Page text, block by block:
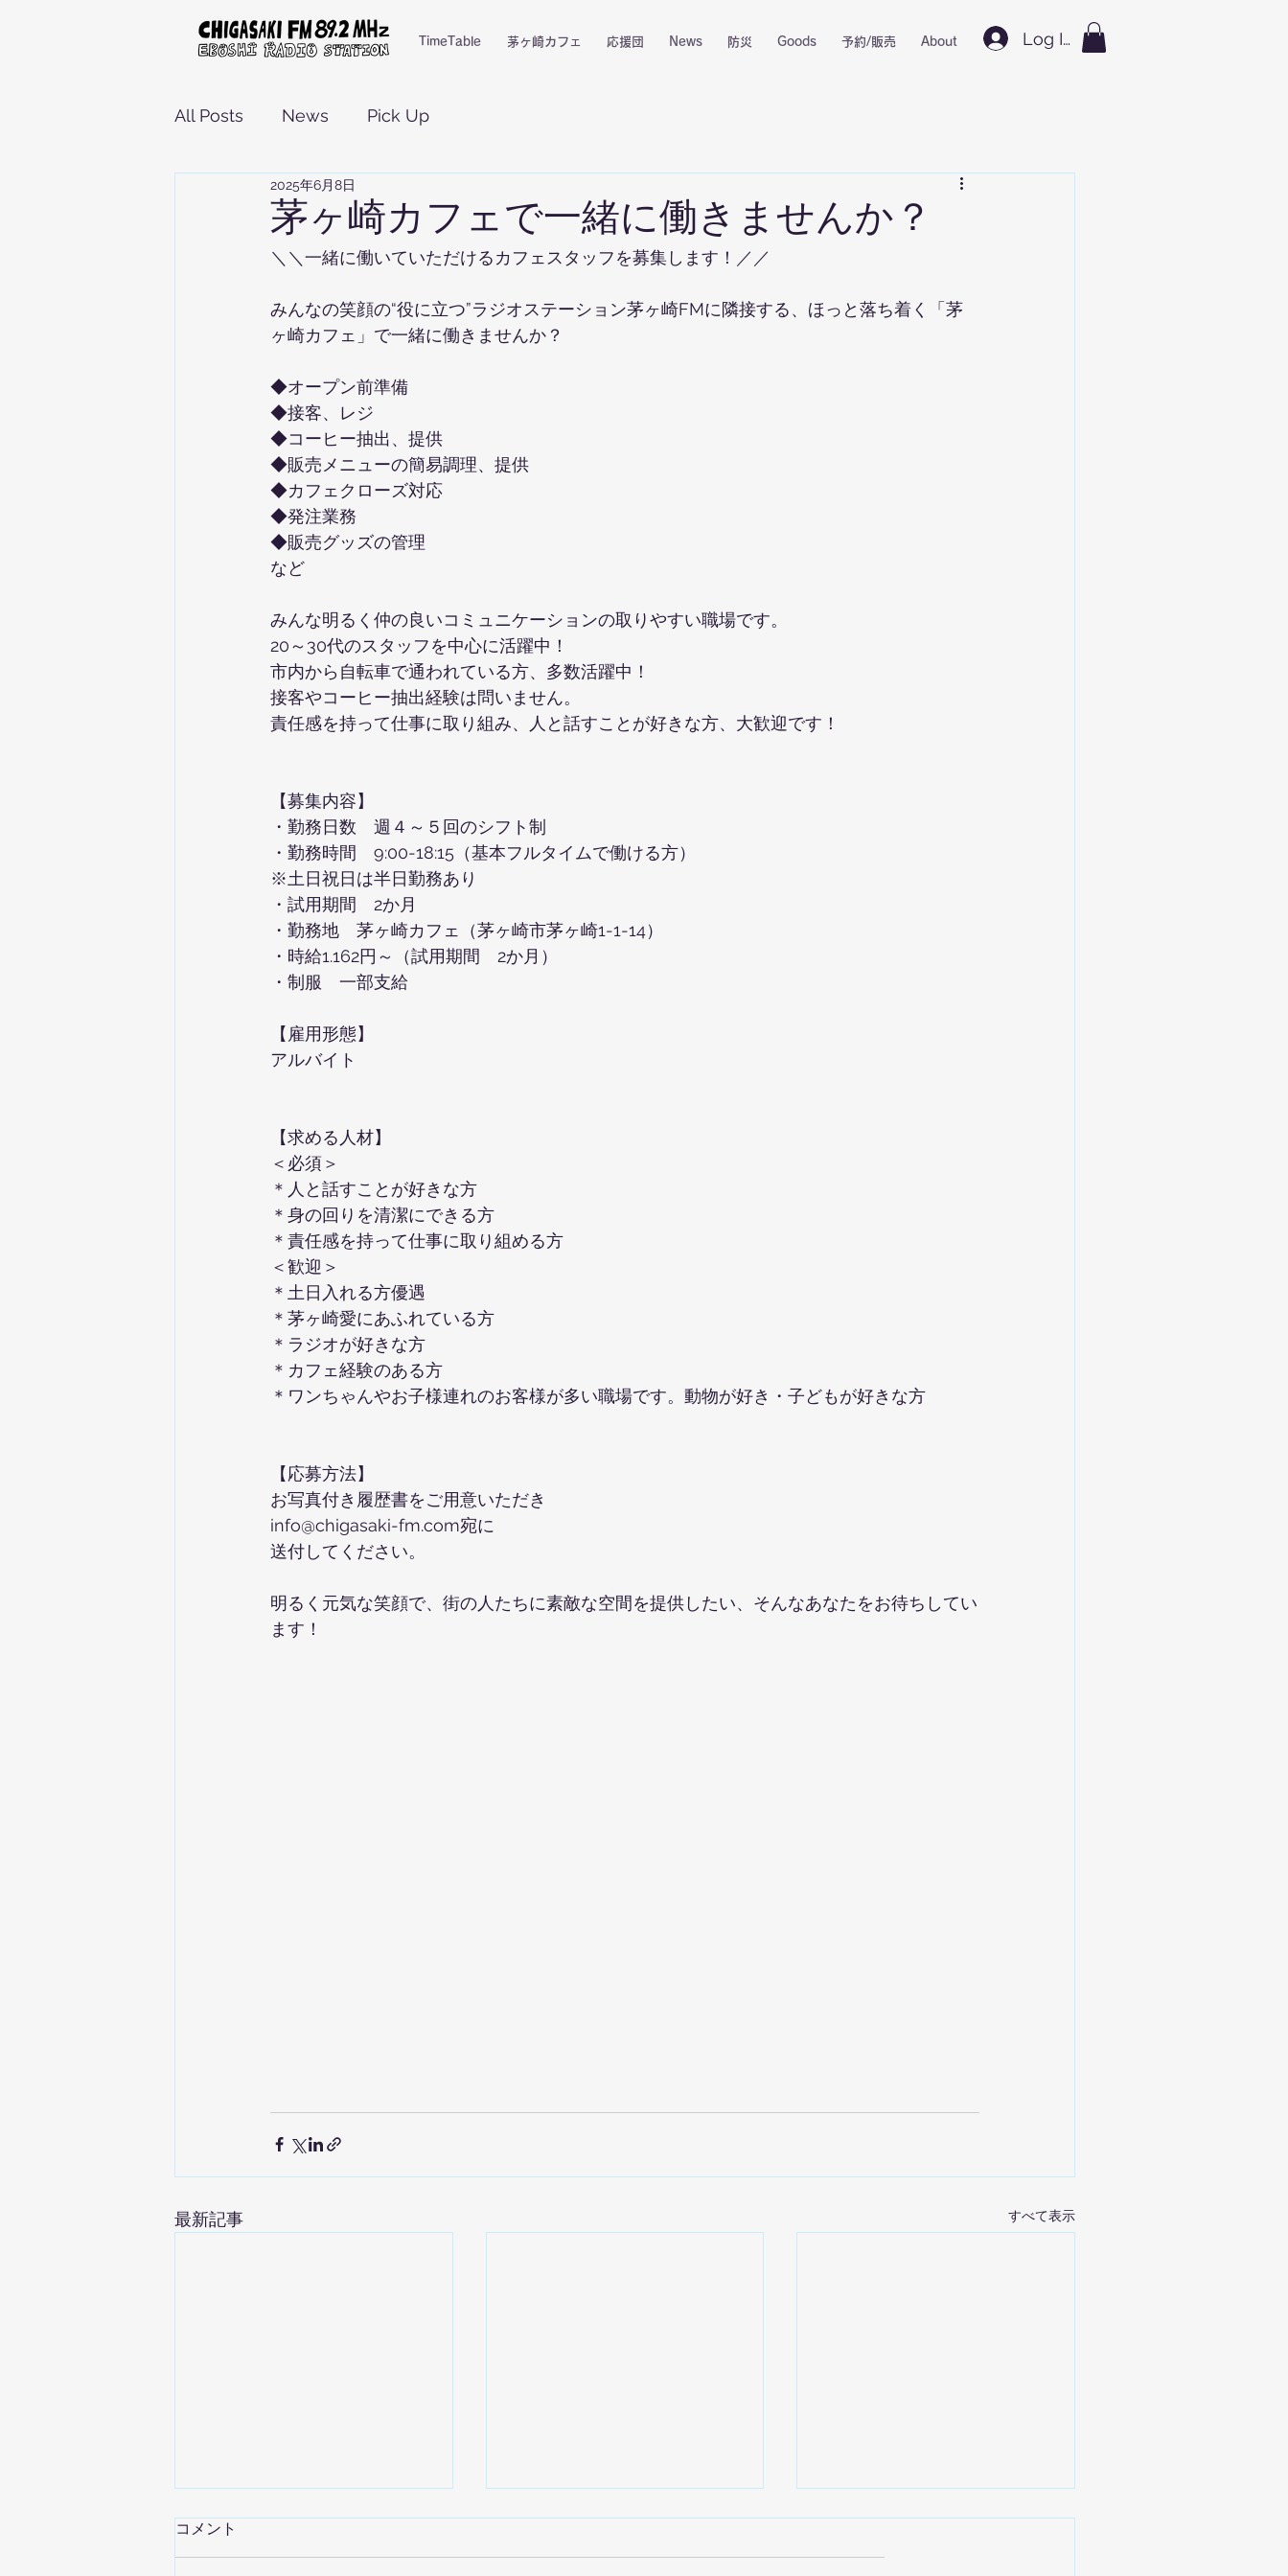
TimeTable 茅ヶ崎カフェ 応援団 News 防災 Goods 予約/販売 About Log In
All Posts News Pick Up
茅ヶ崎カフェで一緒に働きませんか？
2025年6月8日
＼＼一緒に働いていただけるカフェスタッフを募集します！／／
みんなの笑顔の“役に立つ”ラジオステーション茅ヶ崎FMに隣接する、ほっと落ち着く「茅
ヶ崎カフェ」で一緒に働きませんか？
◆オープン前準備
◆接客、レジ
◆コーヒー抽出、提供
◆販売メニューの簡易調理、提供
◆カフェクローズ対応
◆発注業務
◆販売グッズの管理
など
みんな明るく仲の良いコミュニケーションの取りやすい職場です。
20～30代のスタッフを中心に活躍中！
市内から自転車で通われている方、多数活躍中！
接客やコーヒー抽出経験は問いません。
責任感を持って仕事に取り組み、人と話すことが好きな方、大歓迎です！
【募集内容】
・勤務日数　週４～５回のシフト制
・勤務時間　9:00-18:15（基本フルタイムで働ける方）
※土日祝日は半日勤務あり
・試用期間　2か月
・勤務地　茅ヶ崎カフェ（茅ヶ崎市茅ヶ崎1-1-14）
・時給1.162円～（試用期間　2か月）
・制服　一部支給
【雇用形態】
アルバイト
【求める人材】
＜必須＞
＊人と話すことが好きな方
＊身の回りを清潔にできる方
＊責任感を持って仕事に取り組める方
＜歓迎＞
＊土日入れる方優遇
＊茅ヶ崎愛にあふれている方
＊ラジオが好きな方
＊カフェ経験のある方
＊ワンちゃんやお子様連れのお客様が多い職場です。動物が好き・子どもが好きな方
【応募方法】
お写真付き履歴書をご用意いただき
info@chigasaki-fm.com宛に
送付してください。
明るく元気な笑顔で、街の人たちに素敵な空間を提供したい、そんなあなたをお待ちしてい
ます！
最新記事 すべて表示
コメント